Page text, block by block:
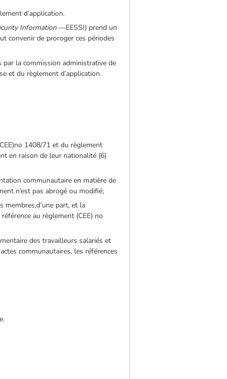
d’application.
Information —EESSI) prend un
convenir de proroger ces périodes
la commission administrative de
et du règlement d’application.
1408/71 et du règlement
en raison de leur nationalité (6)
communautaire en matière de
n’est pas abrogé ou modifié;
membres,d’une part, et la
au règlement (CEE) no
des travailleurs salariés et
communautaires, les références